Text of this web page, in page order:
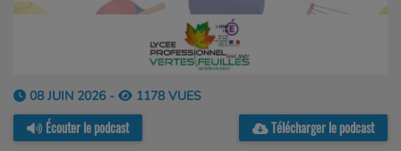
08 JUIN 2026 - 1178 VUES
Écouter le podcast Télécharger le podcast